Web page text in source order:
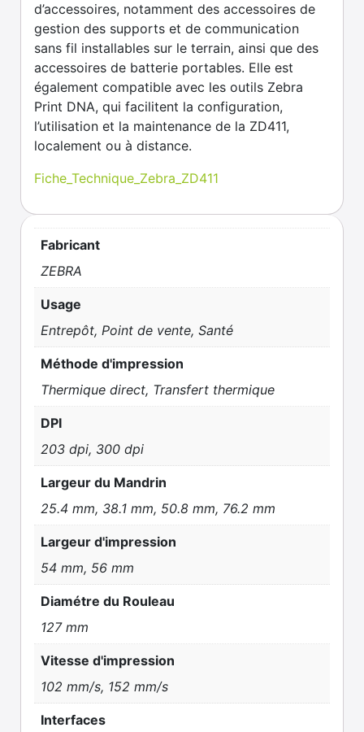
d’accessoires, notamment des accessoires de
gestion des supports et de communication
sans fil installables sur le terrain, ainsi que des
accessoires de batterie portables. Elle est
également compatible avec les outils Zebra
Print DNA, qui facilitent la configuration,
l’utilisation et la maintenance de la ZD411,
localement ou à distance.
Fiche_Technique_Zebra_ZD411
Fabricant
ZEBRA
Usage
Entrepôt, Point de vente, Santé
Méthode d'impression
Thermique direct, Transfert thermique
DPI
203 dpi, 300 dpi
Largeur du Mandrin
25.4 mm, 38.1 mm, 50.8 mm, 76.2 mm
Largeur d'impression
54 mm, 56 mm
Diamétre du Rouleau
127 mm
Vitesse d'impression
102 mm/s, 152 mm/s
Interfaces